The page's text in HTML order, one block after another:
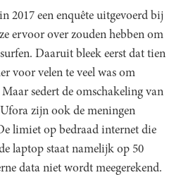
2017 een enquête uitgevoerd bij
ervoor over zouden hebben om
Daaruit bleek eerst dat tien
voor velen te veel was om
sedert de omschakeling van
zijn ook de meningen
limiet op bedraad internet die
laptop staat namelijk op 50
data niet wordt meegerekend.